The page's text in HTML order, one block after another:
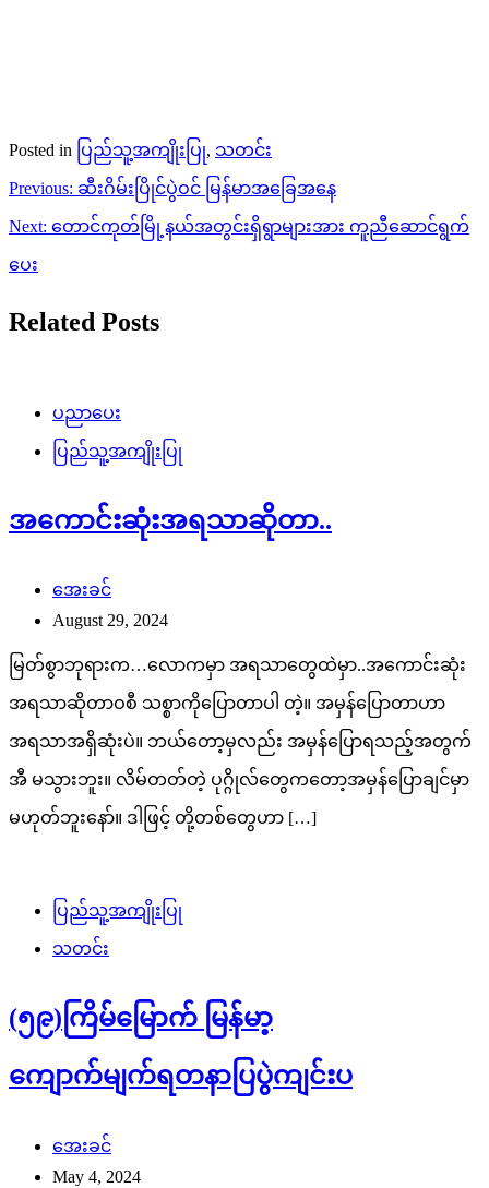
Posted in ပြည်သူ့အကျိုးပြု, သတင်း
Post
navigation
Previous: ဆီးဂိမ်းပြိုင်ပွဲဝင် မြန်မာအခြေအနေ
Next: တောင်ကုတ်မြို့နယ်အတွင်းရှိရွာများအား ကူညီဆောင်ရွက်
ပေး
Related Posts
ပညာပေး
ပြည်သူ့အကျိုးပြု
အကောင်းဆုံးအရသာဆိုတာ..
အေးခင်
August 29, 2024
မြတ်စွာဘုရားက…လောကမှာ အရသာတွေထဲမှာ..အကောင်းဆုံး
အရသာဆိုတာဝစီ သစ္စာကိုပြောတာပါ တဲ့။ အမှန်ပြောတာဟာ
အရသာအရှိဆုံးပဲ။ ဘယ်တော့မှလည်း အမှန်ပြောရသည့်အတွက်
အီ မသွားဘူး။ လိမ်တတ်တဲ့ ပုဂ္ဂိုလ်တွေကတော့အမှန်ပြောချင်မှာ
မဟုတ်ဘူးနော်။ ဒါဖြင့် တို့တစ်တွေဟာ […]
ပြည်သူ့အကျိုးပြု
သတင်း
(၅၉)ကြိမ်မြောက် မြန်မာ့
ကျောက်မျက်ရတနာပြပွဲကျင်းပ
အေးခင်
May 4, 2024